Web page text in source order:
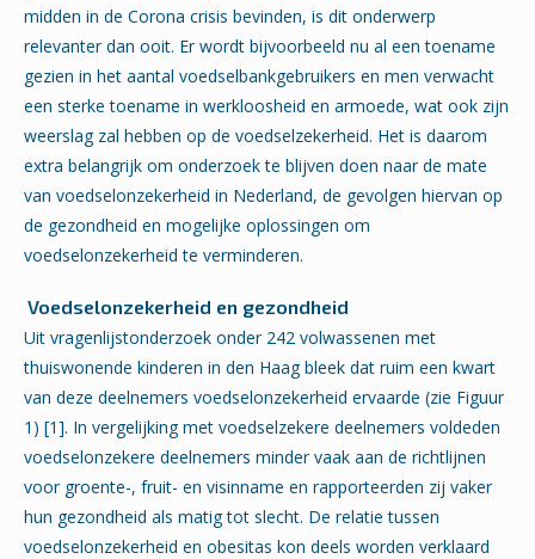
midden in de Corona crisis bevinden, is dit onderwerp
relevanter dan ooit. Er wordt bijvoorbeeld nu al een toename
gezien in het aantal voedselbankgebruikers en men verwacht
een sterke toename in werkloosheid en armoede, wat ook zijn
weerslag zal hebben op de voedselzekerheid. Het is daarom
extra belangrijk om onderzoek te blijven doen naar de mate
van voedselonzekerheid in Nederland, de gevolgen hiervan op
de gezondheid en mogelijke oplossingen om
voedselonzekerheid te verminderen.
Voedselonzekerheid en gezondheid
Uit vragenlijstonderzoek onder 242 volwassenen met
thuiswonende kinderen in den Haag bleek dat ruim een kwart
van deze deelnemers voedselonzekerheid ervaarde (zie Figuur
1) [1]. In vergelijking met voedselzekere deelnemers voldeden
voedselonzekere deelnemers minder vaak aan de richtlijnen
voor groente-, fruit- en visinname en rapporteerden zij vaker
hun gezondheid als matig tot slecht. De relatie tussen
voedselonzekerheid en obesitas kon deels worden verklaard